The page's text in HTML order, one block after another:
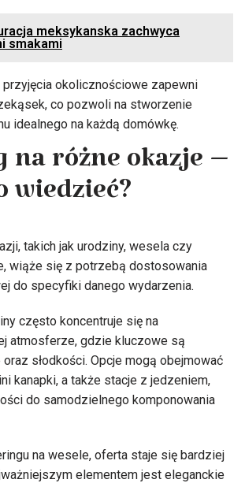
meksykanska zachwyca
smakami
przyjęcia okolicznościowe zapewni
co pozwoli na stworzenie
idealnego na każdą domówkę.
na różne okazje –
wiedzieć?
takich jak urodziny, wesela czy
wiąże się z potrzebą dostosowania
do specyfiki danego wydarzenia.
często koncentruje się na
atmosferze, gdzie kluczowe są
słodkości. Opcje mogą obejmować
kanapki, a także stacje z jedzeniem,
do samodzielnego komponowania
na wesele, oferta staje się bardziej
elementem jest eleganckie